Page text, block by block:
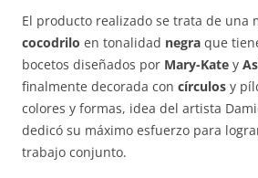
El producto realizado se trata de una
cocodrilo en tonalidad negra que
bocetos diseñados por Mary-Kate y
finalmente decorada con círculos y
colores y formas, idea del artista
dedicó su máximo esfuerzo para
trabajo conjunto.